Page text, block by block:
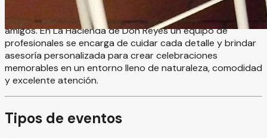
graduaciones y eventos sociales especiales donde los
anfitriones solo se dediquen a disfrutar junto a familiares y
amigos. En La Hacienda de Don Reyes un equipo de
profesionales se encarga de cuidar cada detalle y brindar
asesoría personalizada para crear celebraciones
memorables en un entorno lleno de naturaleza, comodidad
y excelente atención.
Tipos de eventos